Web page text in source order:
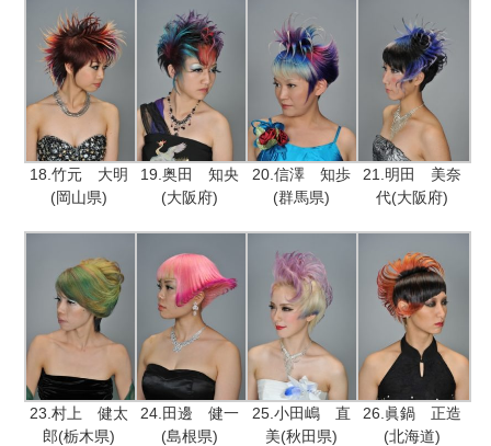
18.竹元 大明
(岡山県)
19.奥田 知央
(大阪府)
20.信澤 知歩
(群馬県)
21.明田 美奈
代(大阪府)
23.村上 健太
郎(栃木県)
24.田邊 健一
(島根県)
25.小田嶋 直
美(秋田県)
26.眞鍋 正造
(北海道)